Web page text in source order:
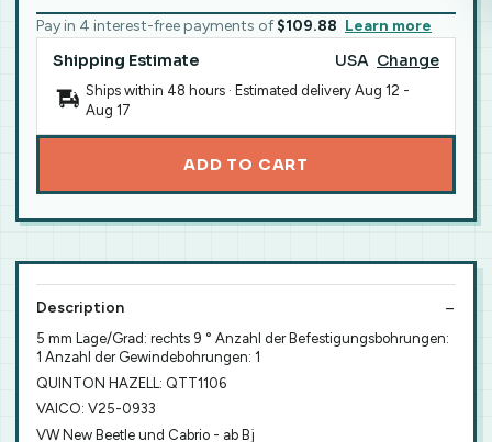
Pay in 4 interest-free payments of $109.88 Learn more
Shipping Estimate USA Change
Ships within 48 hours · Estimated delivery Aug 12 -
Aug 17
ADD TO CART
Description
5 mm Lage/Grad: rechts 9 ° Anzahl der Befestigungsbohrungen:
1 Anzahl der Gewindebohrungen: 1
QUINTON HAZELL: QTT1106
VAICO: V25-0933
VW New Beetle und Cabrio - ab Bj